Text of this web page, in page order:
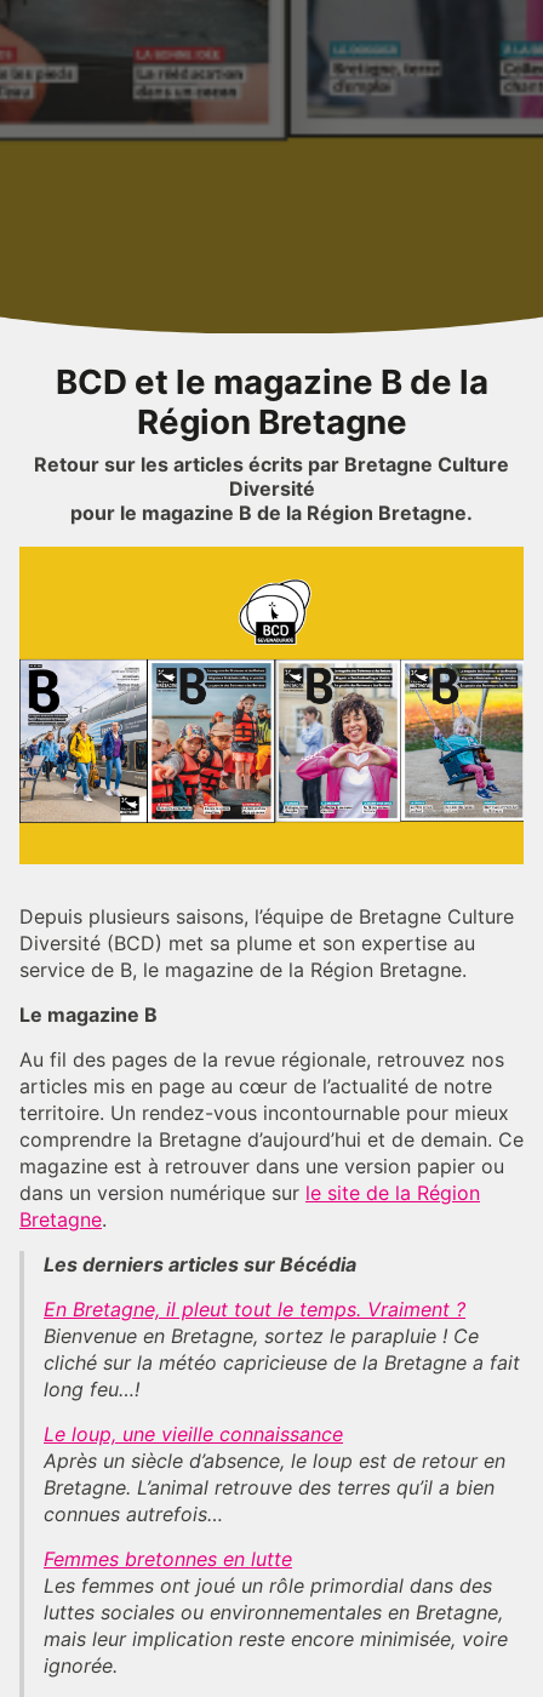
BCD et le magazine B de la
Région Bretagne
Retour sur les articles écrits par Bretagne Culture
Diversité
pour le magazine B de la Région Bretagne.
Depuis plusieurs saisons, l’équipe de Bretagne Culture
Diversité (BCD) met sa plume et son expertise au
service de B, le magazine de la Région Bretagne.
Le magazine B
Au fil des pages de la revue régionale, retrouvez nos
articles mis en page au cœur de l’actualité de notre
territoire. Un rendez-vous incontournable pour mieux
comprendre la Bretagne d’aujourd’hui et de demain. Ce
magazine est à retrouver dans une version papier ou
dans un version numérique sur le site de la Région
Bretagne.
Les derniers articles sur Bécédia
En Bretagne, il pleut tout le temps. Vraiment ?
Bienvenue en Bretagne, sortez le parapluie ! Ce
cliché sur la météo capricieuse de la Bretagne a fait
long feu…!
Le loup, une vieille connaissance
Après un siècle d’absence, le loup est de retour en
Bretagne. L’animal retrouve des terres qu’il a bien
connues autrefois…
Femmes bretonnes en lutte
Les femmes ont joué un rôle primordial dans des
luttes sociales ou environnementales en Bretagne,
mais leur implication reste encore minimisée, voire
ignorée.